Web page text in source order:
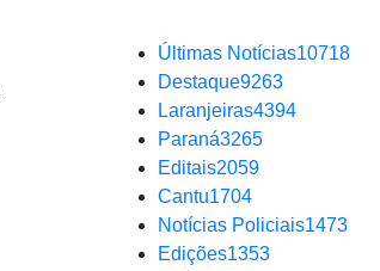
Últimas Notícias10718
Destaque9263
Laranjeiras4394
Paraná3265
Editais2059
Cantu1704
Notícias Policiais1473
Edições1353